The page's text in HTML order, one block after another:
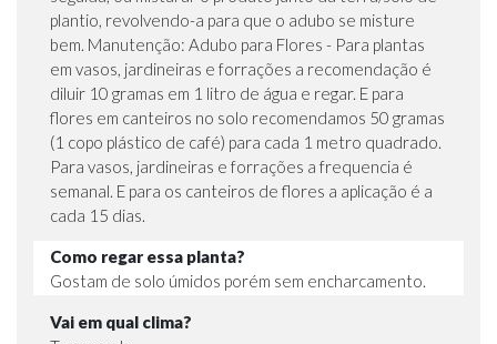
plantio, revolvendo-a para que o adubo se misture
bem. Manutenção: Adubo para Flores - Para plantas
em vasos, jardineiras e forrações a recomendação é
diluir 10 gramas em 1 litro de água e regar. E para
flores em canteiros no solo recomendamos 50 gramas
(1 copo plástico de café) para cada 1 metro quadrado.
Para vasos, jardineiras e forrações a frequencia é
semanal. E para os canteiros de flores a aplicação é a
cada 15 dias.
Como regar essa planta?
Gostam de solo úmidos porém sem encharcamento.
Vai em qual clima?